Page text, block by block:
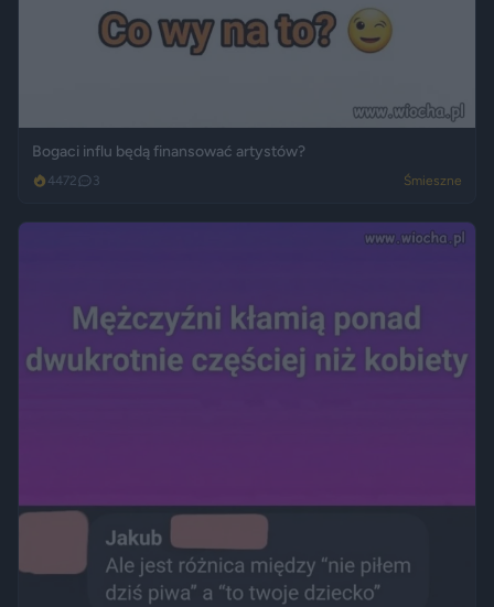
Bogaci influ będą finansować artystów?
4472 3 Śmieszne